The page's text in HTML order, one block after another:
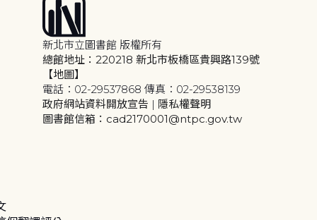
新北市立圖書館 版權所有
總館地址：220218 新北市板橋區貴興路139號
【地圖】
電話：02-29537868 傳真：02-29538139
政府網站資料開放宣告 | 隱私權聲明
圖書館信箱：cad2170001@ntpc.gov.tw